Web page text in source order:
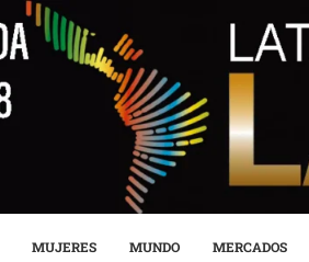
MUJERES MUNDO MERCADOS